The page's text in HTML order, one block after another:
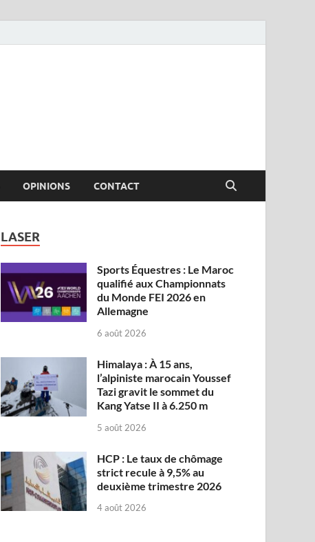
OPINIONS CONTACT
LASER
Sports Équestres : Le Maroc
qualifié aux Championnats
du Monde FEI 2026 en
Allemagne
6 août 2026
Himalaya : À 15 ans,
l’alpiniste marocain Youssef
Tazi gravit le sommet du
Kang Yatse II à 6.250 m
5 août 2026
HCP : Le taux de chômage
strict recule à 9,5% au
deuxième trimestre 2026
4 août 2026